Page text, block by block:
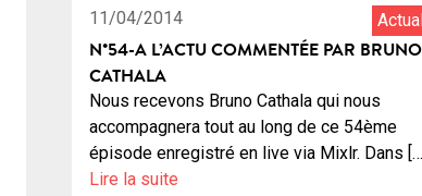
11/04/2014
N°54-A L’ACTU COMMENTÉE PAR BRUNO
CATHALA
Nous recevons Bruno Cathala qui nous
accompagnera tout au long de ce 54ème
épisode enregistré en live via Mixlr. Dans
Lire la suite